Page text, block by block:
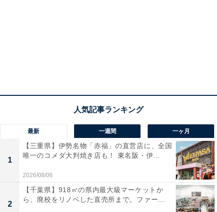
最新 一週間 一ヶ月
1
【三重県】伊勢名物「赤福」の直営店に、全国
唯一のコメダ大判焼き店も！ 東名阪・伊...
2026/08/06
2
【千葉県】918㎡の県内最大級マーケットか
ら、廃校をリノベした直売所まで。ファー...